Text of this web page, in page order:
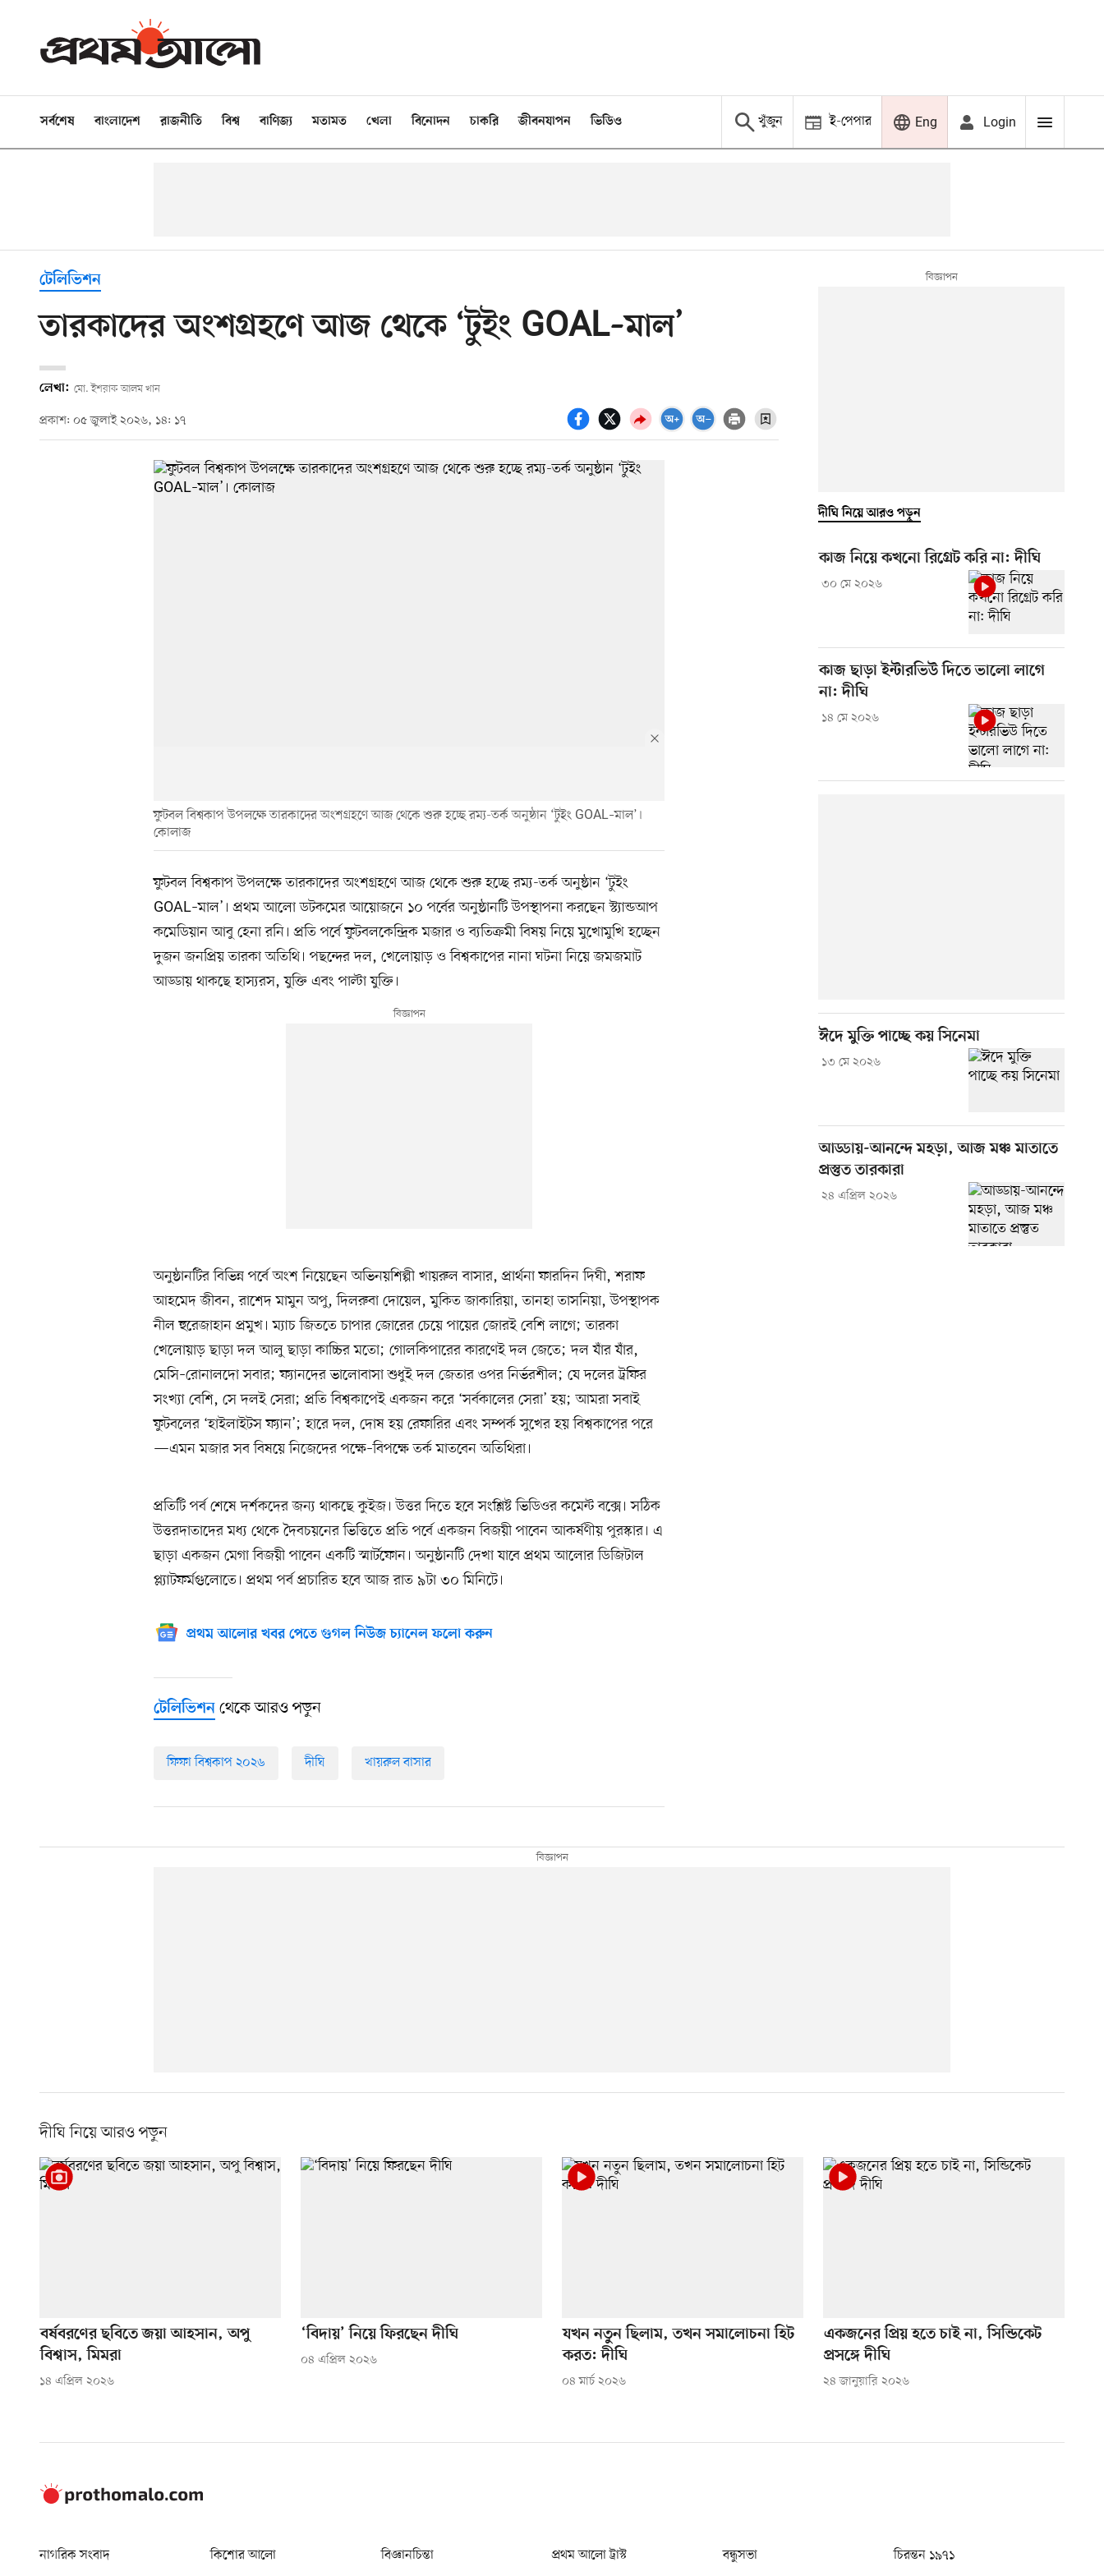
সর্বশেষ বাংলাদেশ রাজনীতি বিশ্ব বাণিজ্য মতামত খেলা বিনোদন চাকরি জীবনযাপন ভিডিও খুঁজুন ই-পেপার Eng Login
টেলিভিশন
তারকাদের অংশগ্রহণে আজ থেকে ‘টুইং GOAL–মাল’
লেখা: মো. ইশরাক আলম খান
প্রকাশ: ০৫ জুলাই ২০২৬, ১৪: ১৭
ফুটবল বিশ্বকাপ উপলক্ষে তারকাদের অংশগ্রহণে আজ থেকে শুরু হচ্ছে রম্য-তর্ক অনুষ্ঠান ‘টুইং GOAL–মাল’।
কোলাজ
ফুটবল বিশ্বকাপ উপলক্ষে তারকাদের অংশগ্রহণে আজ থেকে শুরু হচ্ছে রম্য-তর্ক অনুষ্ঠান ‘টুইং
GOAL–মাল’। প্রথম আলো ডটকমের আয়োজনে ১০ পর্বের অনুষ্ঠানটি উপস্থাপনা করছেন স্ট্যান্ডআপ
কমেডিয়ান আবু হেনা রনি। প্রতি পর্বে ফুটবলকেন্দ্রিক মজার ও ব্যতিক্রমী বিষয় নিয়ে মুখোমুখি হচ্ছেন
দুজন জনপ্রিয় তারকা অতিথি। পছন্দের দল, খেলোয়াড় ও বিশ্বকাপের নানা ঘটনা নিয়ে জমজমাট
আড্ডায় থাকছে হাস্যরস, যুক্তি এবং পাল্টা যুক্তি।
অনুষ্ঠানটির বিভিন্ন পর্বে অংশ নিয়েছেন অভিনয়শিল্পী খায়রুল বাসার, প্রার্থনা ফারদিন দিঘী, শরাফ
আহমেদ জীবন, রাশেদ মামুন অপু, দিলরুবা দোয়েল, মুকিত জাকারিয়া, তানহা তাসনিয়া, উপস্থাপক
নীল হুরেজাহান প্রমুখ। ম্যাচ জিততে চাপার জোরের চেয়ে পায়ের জোরই বেশি লাগে; তারকা
খেলোয়াড় ছাড়া দল আলু ছাড়া কাচ্চির মতো; গোলকিপারের কারণেই দল জেতে; দল যাঁর যাঁর,
মেসি–রোনালদো সবার; ফ্যানদের ভালোবাসা শুধুই দল জেতার ওপর নির্ভরশীল; যে দলের ট্রফির
সংখ্যা বেশি, সে দলই সেরা; প্রতি বিশ্বকাপেই একজন করে ‘সর্বকালের সেরা’ হয়; আমরা সবাই
ফুটবলের ‘হাইলাইটস ফ্যান’; হারে দল, দোষ হয় রেফারির এবং সম্পর্ক সুখের হয় বিশ্বকাপের পরে
—এমন মজার সব বিষয়ে নিজেদের পক্ষে–বিপক্ষে তর্ক মাতবেন অতিথিরা।
প্রতিটি পর্ব শেষে দর্শকদের জন্য থাকছে কুইজ। উত্তর দিতে হবে সংশ্লিষ্ট ভিডিওর কমেন্ট বক্সে। সঠিক
উত্তরদাতাদের মধ্য থেকে দৈবচয়নের ভিত্তিতে প্রতি পর্বে একজন বিজয়ী পাবেন আকর্ষণীয় পুরস্কার। এ
ছাড়া একজন মেগা বিজয়ী পাবেন একটি স্মার্টফোন। অনুষ্ঠানটি দেখা যাবে প্রথম আলোর ডিজিটাল
প্ল্যাটফর্মগুলোতে। প্রথম পর্ব প্রচারিত হবে আজ রাত ৯টা ৩০ মিনিটে।
প্রথম আলোর খবর পেতে গুগল নিউজ চ্যানেল ফলো করুন
টেলিভিশন থেকে আরও পড়ুন
ফিফা বিশ্বকাপ ২০২৬ দীঘি খায়রুল বাসার
দীঘি নিয়ে আরও পড়ুন
কাজ নিয়ে কখনো রিগ্রেট করি না: দীঘি
৩০ মে ২০২৬
কাজ ছাড়া ইন্টারভিউ দিতে ভালো লাগে
না: দীঘি
১৪ মে ২০২৬
ঈদে মুক্তি পাচ্ছে কয় সিনেমা
১৩ মে ২০২৬
আড্ডায়-আনন্দে মহড়া, আজ মঞ্চ মাতাতে
প্রস্তুত তারকারা
২৪ এপ্রিল ২০২৬
দীঘি নিয়ে আরও পড়ুন
বর্ষবরণের ছবিতে জয়া আহসান, অপু
বিশ্বাস, মিমরা
১৪ এপ্রিল ২০২৬
‘বিদায়’ নিয়ে ফিরছেন দীঘি
০৪ এপ্রিল ২০২৬
যখন নতুন ছিলাম, তখন সমালোচনা হিট
করত: দীঘি
০৪ মার্চ ২০২৬
একজনের প্রিয় হতে চাই না, সিন্ডিকেট
প্রসঙ্গে দীঘি
২৪ জানুয়ারি ২০২৬
নাগরিক সংবাদ কিশোর আলো বিজ্ঞানচিন্তা প্রথম আলো ট্রাস্ট বন্ধুসভা চিরন্তন ১৯৭১